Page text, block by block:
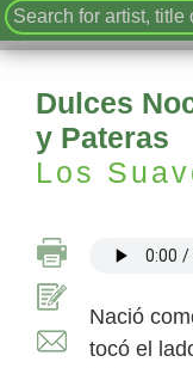
Dulces
y Pateras
Los
Nació
tocó el